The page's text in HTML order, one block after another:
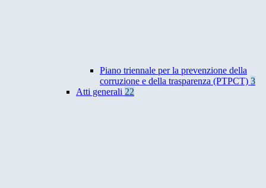
Piano triennale per la prevenzione della
corruzione e della trasparenza (PTPCT) 3
Atti generali 22